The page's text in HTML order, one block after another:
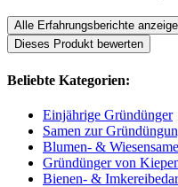
Alle Erfahrungsberichte
Dieses Produkt bewerten
Beliebte Kategorien:
Einjährige Gründünger
Samen zur
Blumen- &
Gründünger von
Bienen- &